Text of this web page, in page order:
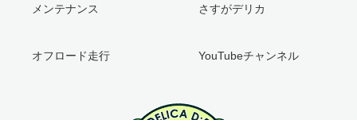
メンテナンス さすがデリカ
オフロード走行 YouTubeチャンネル